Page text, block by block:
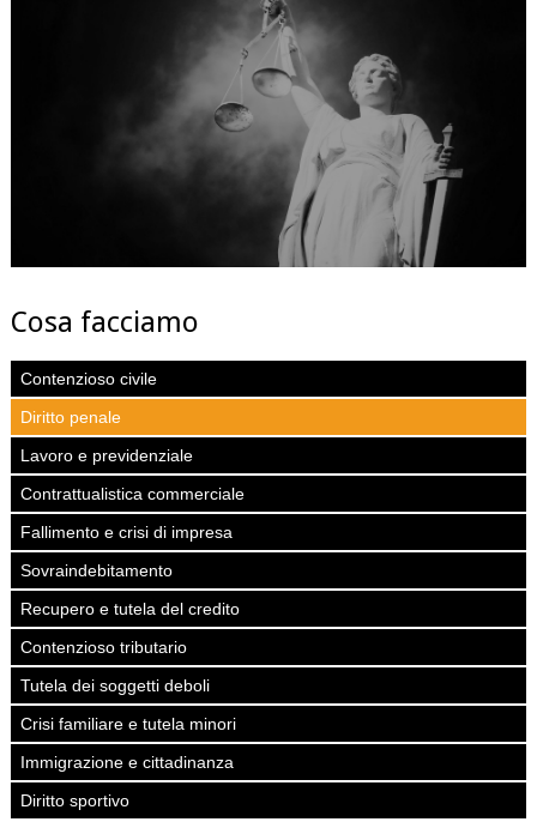
Cosa facciamo
Contenzioso civile
Diritto penale
Lavoro e previdenziale
Contrattualistica commerciale
Fallimento e crisi di impresa
Sovraindebitamento
Recupero e tutela del credito
Contenzioso tributario
Tutela dei soggetti deboli
Crisi familiare e tutela minori
Immigrazione e cittadinanza
Diritto sportivo